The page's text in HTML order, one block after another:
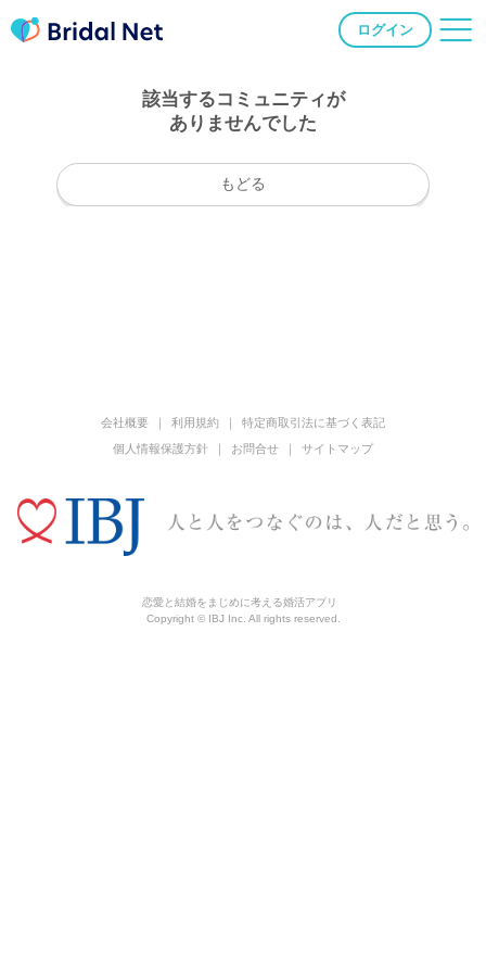
ログイン
該当するコミュニティが
ありませんでした
もどる
会社概要 利用規約
特定商取引法に基づく表記
個人情報保護方針
お問合せ サイトマップ
恋愛と結婚をまじめに考える婚活アプリ
Copyright © IBJ Inc. All rights reserved.